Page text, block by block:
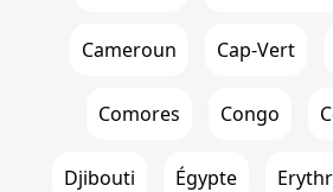
Cameroun Cap-Vert
Comores Congo
Djibouti Égypte